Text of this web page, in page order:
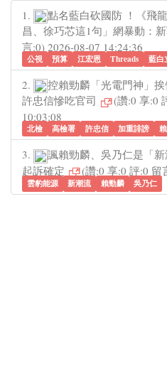
1.
點名藍白砍國防 ！《飛
昌、徐巧芯這1句」網暴動：
言:0) 2026-08-07 14:24:36
公視 預算 江宏恩 Threads 藍白
2.
控賴勁麟「光電門神」
許忠信慘吃官司
(讚:0 享:0
10:03:08
北檢 高檢署 許忠信 加重誹謗
3.
諷賴勁麟、吳乃仁是「
起訴確定
(讚:0 享:0 評:0 留
雲豹能源 新潮流 賴勁麟 吳乃仁